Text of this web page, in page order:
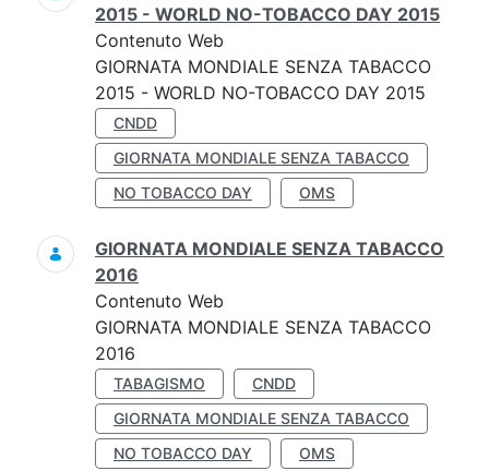
2015 - WORLD NO-TOBACCO DAY 2015
Contenuto Web
GIORNATA MONDIALE SENZA TABACCO
2015 - WORLD NO-TOBACCO DAY 2015
CNDD
GIORNATA MONDIALE SENZA TABACCO
NO TOBACCO DAY
OMS
GIORNATA MONDIALE SENZA TABACCO
2016
Contenuto Web
GIORNATA MONDIALE SENZA TABACCO
2016
TABAGISMO
CNDD
GIORNATA MONDIALE SENZA TABACCO
NO TOBACCO DAY
OMS